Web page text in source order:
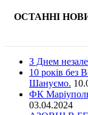
ОСТАННІ
З Днем
10 років без
Шануємо.
ФК Маріуполь
03.04.2024